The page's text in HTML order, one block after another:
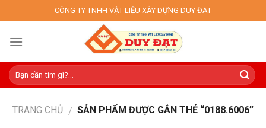
to
content
CÔNG TY TNHH VẬT LIỆU XÂY DỰNG DUY ĐẠT
TRANG CHỦ / SẢN PHẨM ĐƯỢC GẮN THẺ “0188.6006”